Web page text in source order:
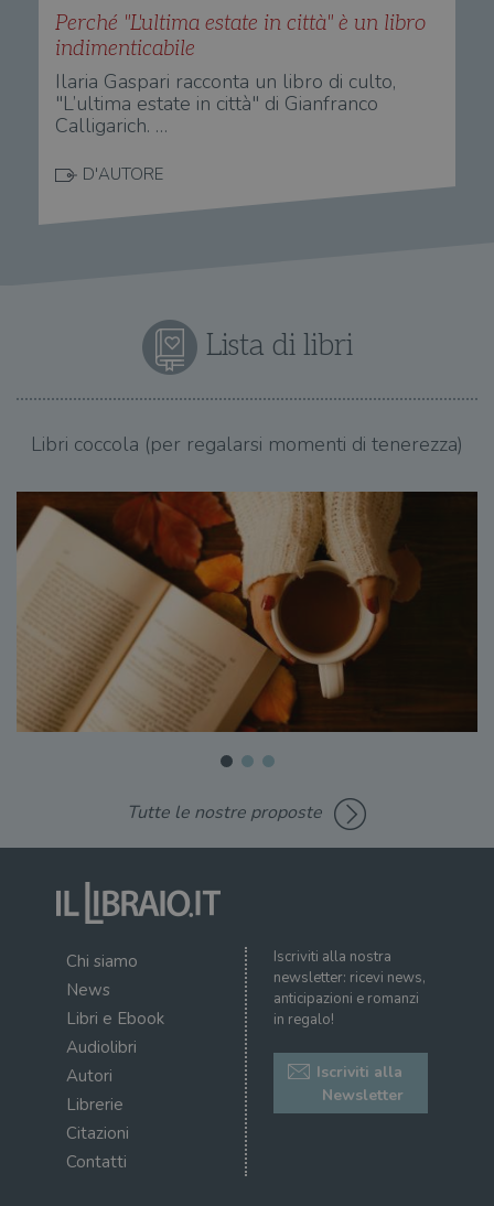
Perché "L'ultima estate in città" è un libro
indimenticabile
Ilaria Gaspari racconta un libro di culto,
"L’ultima estate in città" di Gianfranco
Calligarich. …
D'AUTORE
Lista di libri
Libri coccola (per regalarsi momenti di tenerezza)
Tutte le nostre proposte
Chi siamo
News
Libri e Ebook
Audiolibri
Autori
Librerie
Citazioni
Contatti
Iscriviti alla nostra
newsletter: ricevi news,
anticipazioni e romanzi
in regalo!
Iscriviti alla
Newsletter